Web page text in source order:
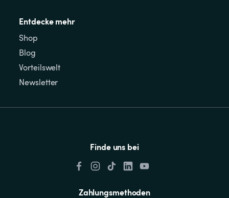
Entdecke mehr
Shop
Blog
Vorteilswelt
Newsletter
Finde uns bei
Zahlungsmethoden